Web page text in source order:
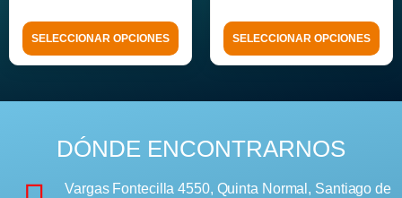
SELECCIONAR OPCIONES SELECCIONAR OPCIONES
DÓNDE ENCONTRARNOS
Vargas Fontecilla 4550, Quinta Normal, Santiago de